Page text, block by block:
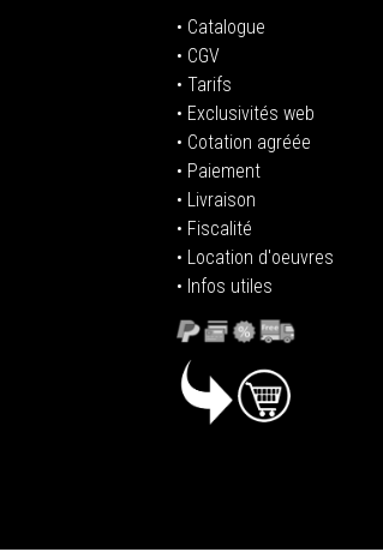
• Catalogue
• CGV
• Tarifs
• Exclusivités web
• Cotation agréée
• Paiement
• Livraison
• Fiscalité
• Location d'oeuvres
• Infos utiles